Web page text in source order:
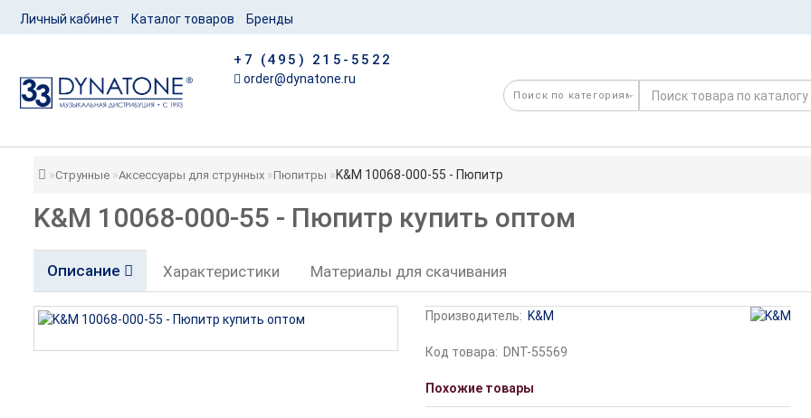
Личный кабинет Каталог товаров Бренды
+7 (495) 215-5522
order@dynatone.ru
Струнные Аксессуары для струнных Пюпитры K&M 10068-000-55 - Пюпитр
K&M 10068-000-55 - Пюпитр купить оптом
Описание Характеристики Материалы для скачивания
Производитель: K&M
Код товара: DNT-55569
Похожие товары